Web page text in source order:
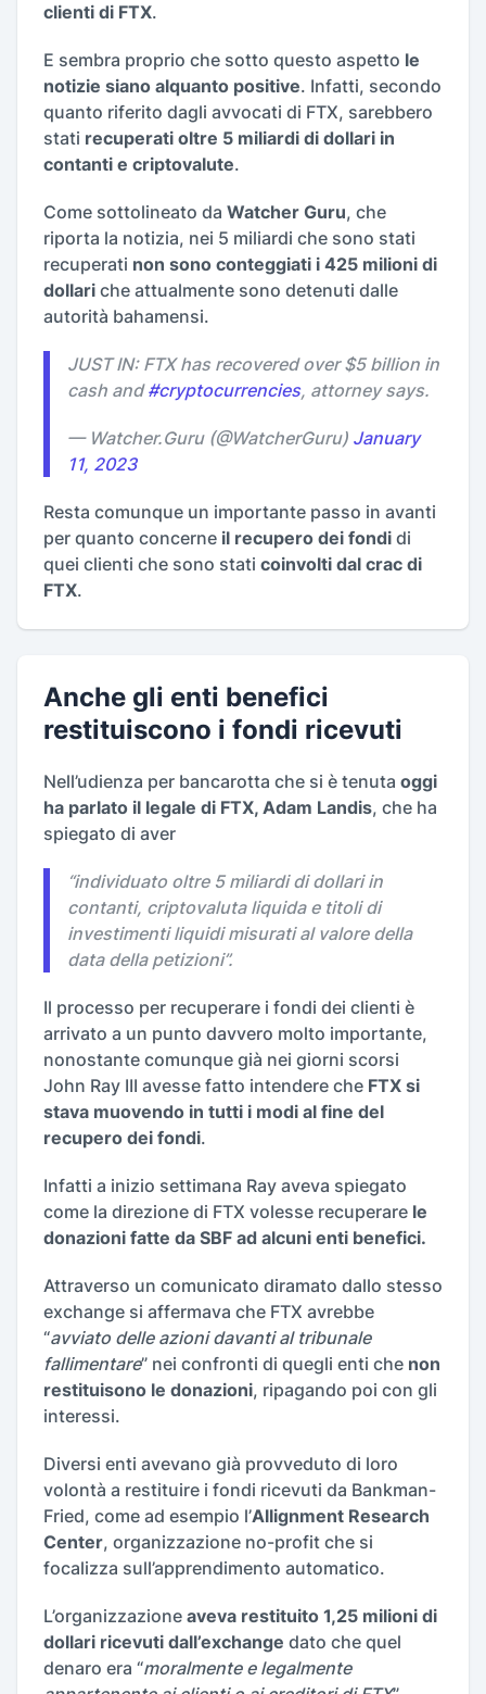
clienti di FTX.
E sembra proprio che sotto questo aspetto le
notizie siano alquanto positive. Infatti, secondo
quanto riferito dagli avvocati di FTX, sarebbero
stati recuperati oltre 5 miliardi di dollari in
contanti e criptovalute.
Come sottolineato da Watcher Guru, che
riporta la notizia, nei 5 miliardi che sono stati
recuperati non sono conteggiati i 425 milioni di
dollari che attualmente sono detenuti dalle
autorità bahamensi.
JUST IN: FTX has recovered over $5 billion in
cash and#cryptocurrencies, attorney says.
— Watcher.Guru (@WatcherGuru) January
11, 2023
Resta comunque un importante passo in avanti
per quanto concerne il recupero dei fondi di
quei clienti che sono stati coinvolti dal crac di
FTX.
Anche gli enti benefici
restituiscono i fondi ricevuti
Nell’udienza per bancarotta che si è tenuta oggi
ha parlato il legale di FTX, Adam Landis, che ha
spiegato di aver
“individuato oltre 5 miliardi di dollari in
contanti, criptovaluta liquida e titoli di
investimenti liquidi misurati al valore della
data della petizioni”.
Il processo per recuperare i fondi dei clienti è
arrivato a un punto davvero molto importante,
nonostante comunque già nei giorni scorsi
John Ray III avesse fatto intendere che FTX si
stava muovendo in tutti i modi al fine del
recupero dei fondi.
Infatti a inizio settimana Ray aveva spiegato
come la direzione di FTX volesse recuperare le
donazioni fatte da SBF ad alcuni enti benefici.
Attraverso un comunicato diramato dallo stesso
exchange si affermava che FTX avrebbe
“avviato delle azioni davanti al tribunale
fallimentare” nei confronti di quegli enti che non
restituisono le donazioni, ripagando poi con gli
interessi.
Diversi enti avevano già provveduto di loro
volontà a restituire i fondi ricevuti da Bankman-
Fried, come ad esempio l’Allignment Research
Center, organizzazione no-profit che si
focalizza sull’apprendimento automatico.
L’organizzazione aveva restituito 1,25 milioni di
dollari ricevuti dall’exchange dato che quel
denaro era “moralmente e legalmente